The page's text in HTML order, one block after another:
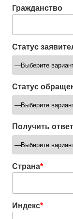
Гражданство
Статус
Статус
Получить ответ
Страна*
Индекс*